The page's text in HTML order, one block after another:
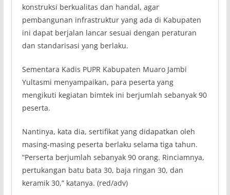
konstruksi berkualitas dan handal, agar
pembangunan infrastruktur yang ada di Kabupaten
ini dapat berjalan lancar sesuai dengan peraturan
dan standarisasi yang berlaku.
Sementara Kadis PUPR Kabupaten Muaro Jambi
Yultasmi menyampaikan, para peserta yang
mengikuti kegiatan bimtek ini berjumlah sebanyak 90
peserta.
Nantinya, kata dia, sertifikat yang didapatkan oleh
masing-masing peserta berlaku selama tiga tahun.
“Perserta berjumlah sebanyak 90 orang. Rinciamnya,
pertukangan batu bata 30, baja ringan 30, dan
keramik 30,” katanya. (red/adv)